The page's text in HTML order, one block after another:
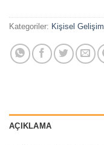
Kategoriler: Kişisel Gelişim
AÇIKLAMA